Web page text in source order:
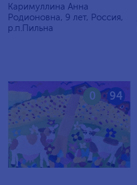
Каримуллина Анна
Родионовна, 9 лет, Россия,
р.п.Пильна
94
0